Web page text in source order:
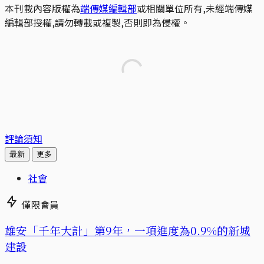
本刊載內容版權為端傳媒編輯部或相關單位所有,未經端傳媒
編輯部授權,請勿轉載或複製,否則即為侵權。
評論須知
最新 更多
社會
僅限會員
​​雄安「千年大計」第9年，一項進度為0.9%的新城
建設